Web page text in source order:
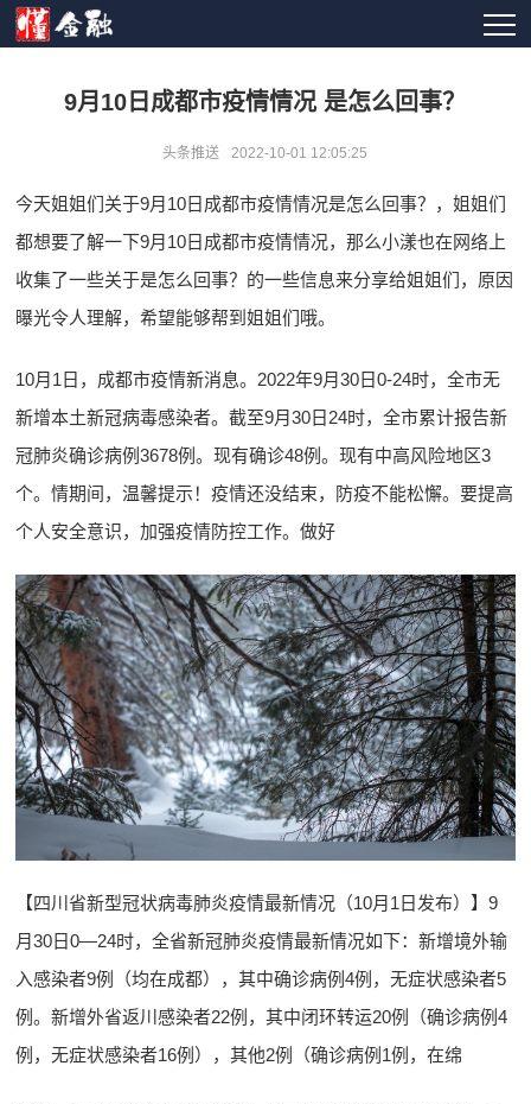
9月10日成都市疫情情况 是怎么回事？
头条推送 2022-10-01 12:05:25
今天姐姐们关于9月10日成都市疫情情况是怎么回事？，姐姐们
都想要了解一下9月10日成都市疫情情况，那么小漾也在网络上
收集了一些关于是怎么回事？的一些信息来分享给姐姐们，原因
曝光令人理解，希望能够帮到姐姐们哦。
10月1日，成都市疫情新消息。2022年9月30日0-24时，全市无
新增本土新冠病毒感染者。截至9月30日24时，全市累计报告新
冠肺炎确诊病例3678例。现有确诊48例。现有中高风险地区3
个。情期间，温馨提示！疫情还没结束，防疫不能松懈。要提高
个人安全意识，加强疫情防控工作。做好
【四川省新型冠状病毒肺炎疫情最新情况（10月1日发布）】9
月30日0—24时，全省新冠肺炎疫情最新情况如下：新增境外输
入感染者9例（均在成都），其中确诊病例4例，无症状感染者5
例。新增外省返川感染者22例，其中闭环转运20例（确诊病例4
例，无症状感染者16例），其他2例（确诊病例1例，在绵